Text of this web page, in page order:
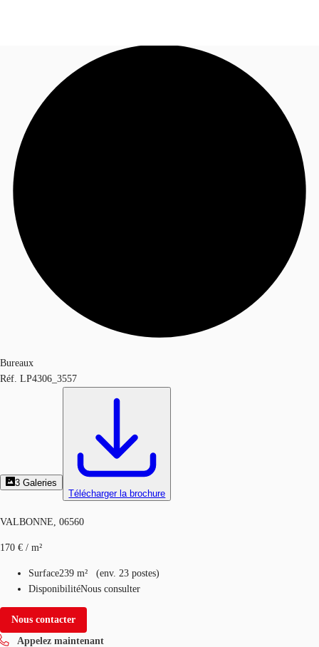
Blog
Données marchés
Appelez maintenant
Bureaux
Réf. LP4306_3557
3 Galeries
Télécharger la brochure
VALBONNE, 06560
170 € / m²
Surface239 m² (env. 23 postes)
DisponibilitéNous consulter
Nous contacter
Appelez maintenant